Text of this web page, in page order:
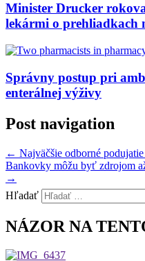
Minister Drucker
lekármi o prehliadkach
Správny postup pri
enterálnej výživy
Post navigation
← Najväčšie odborné
Bankovky môžu byť zdrojom
→
Hľadať
NÁZOR NA